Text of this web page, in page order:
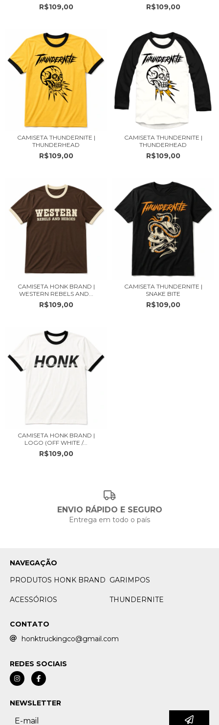
R$109,00 R$109,00
CAMISETA THUNDERNITE |
THUNDERHEAD
R$109,00
CAMISETA THUNDERNITE |
THUNDERHEAD
R$109,00
CAMISETA HONK BRAND |
WESTERN REBELS AND...
R$109,00
CAMISETA THUNDERNITE |
SNAKE BITE
R$109,00
CAMISETA HONK BRAND |
LOGO (OFF WHITE /...
R$109,00
ENVIO RÁPIDO E SEGURO
Entrega em todo o país
NAVEGAÇÃO
PRODUTOS HONK BRAND GARIMPOS
ACESSÓRIOS THUNDERNITE
CONTATO
honktruckingco@gmail.com
REDES SOCIAIS
NEWSLETTER